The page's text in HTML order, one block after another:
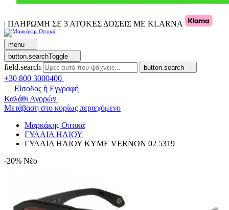
| ΠΛΗΡΩΜΗ ΣΕ 3 ΑΤΟΚΕΣ ΔΟΣΕΙΣ ΜΕ KLARNA
menu
button.searchToggle
field.search button.search
+30 800 3000400
Είσοδος ή Εγγραφή
Καλάθι Αγορών
Μετάβαση στο κυρίως περιεχόμενο
Μαρκάκης Οπτικά
ΓΥΑΛΙΑ ΗΛΙΟΥ
ΓΥΑΛΙΑ ΗΛΙΟΥ KYME VERNON 02 5319
-20% Νέο